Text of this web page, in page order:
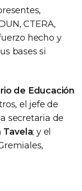
CTERA,
hecho y
bases si
de Educación
el jefe de
secretaria de
Tavela; y el